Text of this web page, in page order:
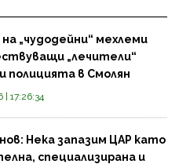
„чудодейни“ мехлеми
„лечители“
полицията в Смолян
| 17:26:34
Нека запазим ЦАР като
специализирана и